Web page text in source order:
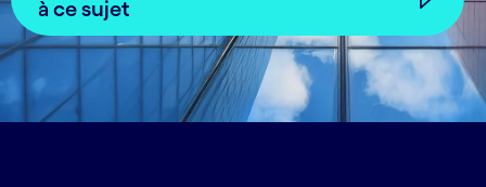
à ce sujet